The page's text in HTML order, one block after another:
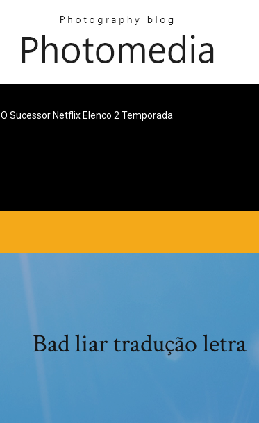
O Sucessor Netflix Elenco 2 Temporada
Bad liar tradução letra